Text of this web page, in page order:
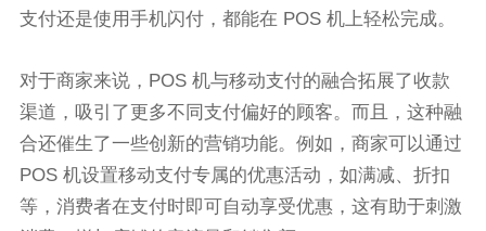
支付还是使用手机闪付，都能在 POS 机上轻松完成。
对于商家来说，POS 机与移动支付的融合拓展了收款
渠道，吸引了更多不同支付偏好的顾客。而且，这种融
合还催生了一些创新的营销功能。例如，商家可以通过
POS 机设置移动支付专属的优惠活动，如满减、折扣
等，消费者在支付时即可自动享受优惠，这有助于刺激